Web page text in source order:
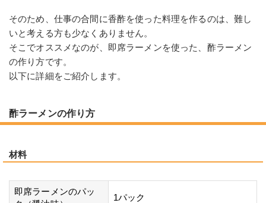
そのため、仕事の合間に香酢を使った料理を作るのは、難し
いと考える方も少なくありません。
そこでオススメなのが、即席ラーメンを使った、酢ラーメン
の作り方です。
以下に詳細をご紹介します。
酢ラーメンの作り方
材料
即席ラーメンのパッ
1パック